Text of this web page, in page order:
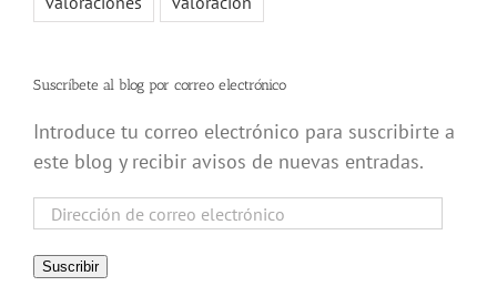
Suscríbete al blog por correo electrónico
Introduce tu correo electrónico para suscribirte a
este blog y recibir avisos de nuevas entradas.
Dirección
correo
Suscribir